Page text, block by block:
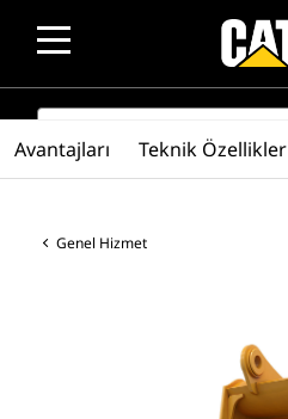
SEARCH
Genel Hizmet
Avantajları Teknik Özellikler